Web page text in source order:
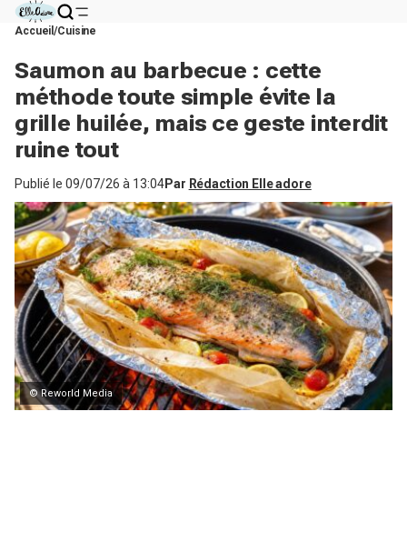
Accueil Cuisine
Saumon au barbecue : cette
méthode toute simple évite la
grille huilée, mais ce geste interdit
ruine tout
Publié le 09/07/26 à 13:04Par Rédaction Elle adore
© Reworld Media